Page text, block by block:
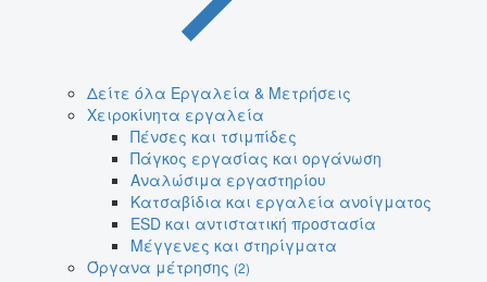
Δείτε όλα Εργαλεία & Μετρήσεις
Χειροκίνητα εργαλεία
Πένσες και τσιμπίδες
Πάγκος εργασίας και οργάνωση
Αναλώσιμα εργαστηρίου
Κατσαβίδια και εργαλεία ανοίγματος
ESD και αντιστατική προστασία
Μέγγενες και στηρίγματα
Όργανα μέτρησης (2)